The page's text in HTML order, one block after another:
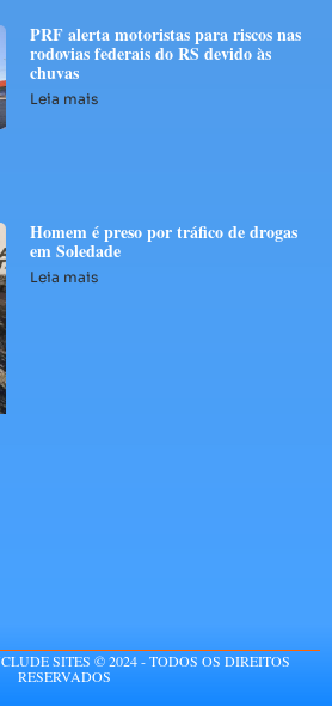
PRF alerta motoristas para riscos nas
rodovias federais do RS devido às
chuvas
Leia mais
Homem é preso por tráfico de drogas
em Soledade
Leia mais
SITES © 2024 - TODOS OS DIREITOS
RESERVADOS